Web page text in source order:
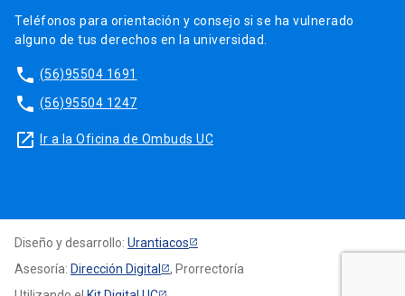
Teléfonos para orientación y consejo si se ha vulnerado
alguno de tus derechos en la universidad.
phone (56)95504 1691
phone (56)95504 1247
launch Ir a la Oficina de Ombuds UC
Diseño y desarrollo: Urantiacos
Asesoría: Dirección Digital
, Prorrectoría